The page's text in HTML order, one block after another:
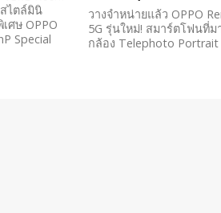
ไตล์มินิ
ศษ OPPO
Special
วางจำหน่ายแล้ว OPPO
5G รุ่นใหม่! สมาร์ตโฟนที่ม
กล้อง Telephoto Portrait